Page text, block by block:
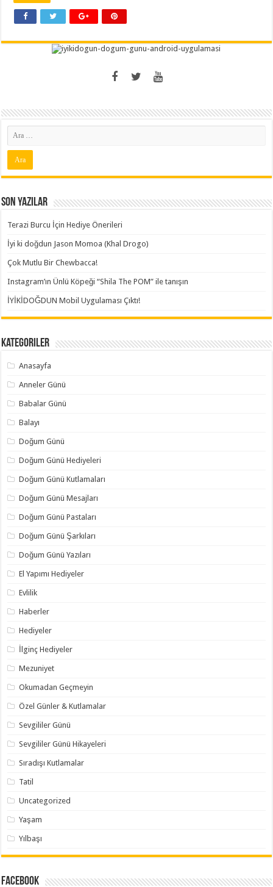
Son Yazılar
Terazi Burcu İçin Hediye Önerileri
İyi ki doğdun Jason Momoa (Khal Drogo)
Çok Mutlu Bir Chewbacca!
Instagram’ın Ünlü Köpeği “Shila The POM” ile tanışın
İYİKİDOĞDUN Mobil Uygulaması Çıktı!
Kategoriler
Anasayfa
Anneler Günü
Babalar Günü
Balayı
Doğum Günü
Doğum Günü Hediyeleri
Doğum Günü Kutlamaları
Doğum Günü Mesajları
Doğum Günü Pastaları
Doğum Günü Şarkıları
Doğum Günü Yazıları
El Yapımı Hediyeler
Evlilik
Haberler
Hediyeler
İlginç Hediyeler
Mezuniyet
Okumadan Geçmeyin
Özel Günler & Kutlamalar
Sevgililer Günü
Sevgililer Günü Hikayeleri
Sıradışı Kutlamalar
Tatil
Uncategorized
Yaşam
Yılbaşı
Facebook